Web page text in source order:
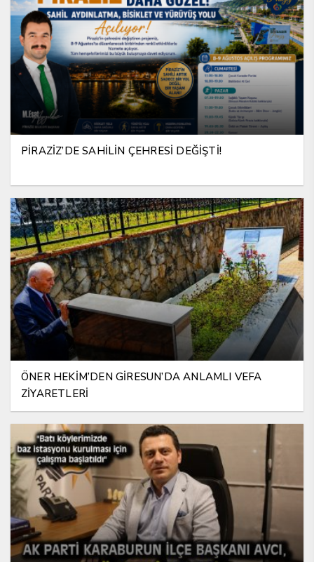
PİRAZİZ’DE SAHİLİN ÇEHRESİ DEĞİŞTİ!
ÖNER HEKİM’DEN GİRESUN’DA ANLAMLI VEFA
ZİYARETLERİ